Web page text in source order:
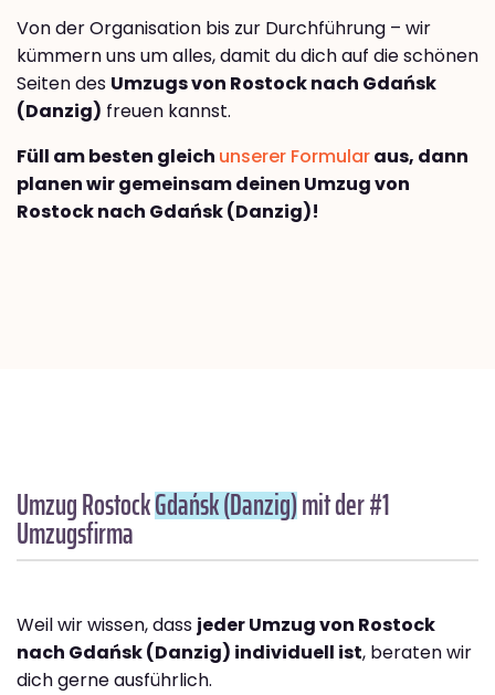
Von der Organisation bis zur Durchführung – wir
kümmern uns um alles, damit du dich auf die schönen
Seiten des Umzugs von Rostock nach Gdańsk
(Danzig) freuen kannst.
Füll am besten gleich unserer Formularaus, dann
planen wir gemeinsam deinen Umzug von
Rostock nach Gdańsk (Danzig)!
Umzug RostockGdańsk (Danzig)mit der #1
Umzugsfirma
Weil wir wissen, dass jeder Umzug von Rostock
nach Gdańsk (Danzig) individuell ist, beraten wir
dich gerne ausführlich.